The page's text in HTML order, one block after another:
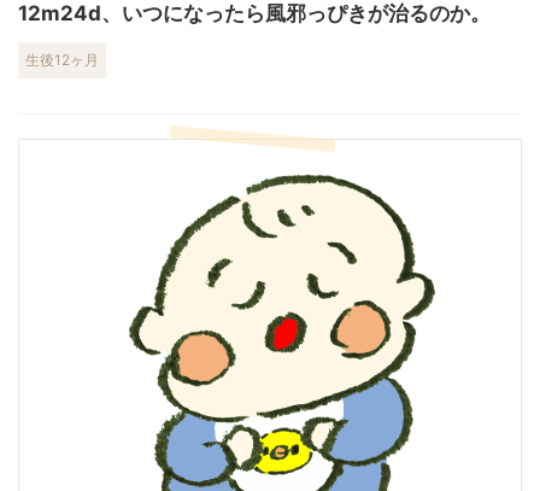
12m24d、いつになったら風邪っぴきが治るのか。
生後12ヶ月